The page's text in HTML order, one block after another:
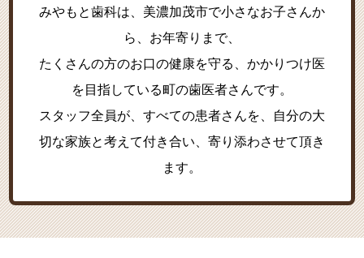
みやもと歯科は、美濃加茂市で小さなお子さんか
ら、お年寄りまで、
たくさんの方のお口の健康を守る、かかりつけ医
を目指している町の歯医者さんです。
スタッフ全員が、すべての患者さんを、自分の大
切な家族と考えて付き合い、寄り添わさせて頂き
ます。